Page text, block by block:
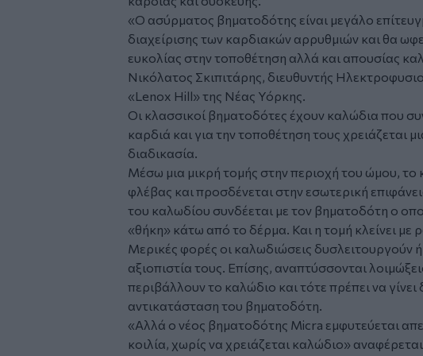
«Ο ασύρματος βηματοδότης είναι μεγάλο
διαχείρισης των καρδιακών αρρυθμιών και θα
ευκολίας στην τοποθέτηση αλλά και απουσίας
Νικόλατος Σκιπιτάρης, διευθυντής
«Lenox Hill» της Νέας Υόρκης.
Οι κλασσικοί βηματοδότες έχουν καλώδια που
καρδιά και για την τοποθέτηση τους χρειάζεται
διαδικασία.
Μέσω μια μικρή τομής στην περιοχή του ώμου, το
φλέβας και προσδένεται στην εσωτερική
του καλωδίου συνδέεται με τον βηματοδότη ο
«θήκη» κάτω από το δέρμα. Και η τομή κλείνει με
Μερικές φορές οι καλωδιώσεις δυσλειτουργούν
αξιοπιστία τους. Επίσης, αναπτύσσονται
περιβάλλουν το καλώδιο και τότε πρέπει να
αντικατάσταση του βηματοδότη.
«Αλλά ο νέος βηματοδότης Micra εμφυτεύεται
κοιλία, χωρίς να χρειάζεται καλώδιο»